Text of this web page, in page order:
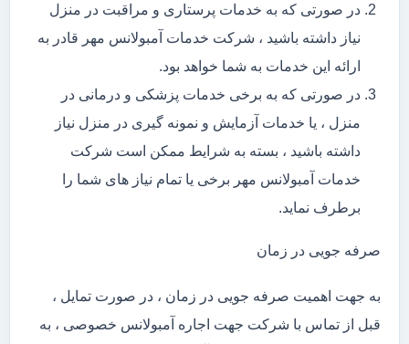
در صورتی که به خدمات پرستاری و مراقبت در منزل
نیاز داشته باشید ، شرکت خدمات آمبولانس مهر قادر به
ارائه این خدمات به شما خواهد بود.
در صورتی که به برخی خدمات پزشکی و درمانی در
منزل ، یا خدمات آزمایش و نمونه گیری در منزل نیاز
داشته باشید ، بسته به شرایط ممکن است شرکت
خدمات آمبولانس مهر برخی یا تمام نیاز های شما را
برطرف نماید.
صرفه جویی در زمان
به جهت اهمیت صرفه جویی در زمان ، در صورت تمایل ،
قبل از تماس با شرکت جهت اجاره آمبولانس خصوصی ، به